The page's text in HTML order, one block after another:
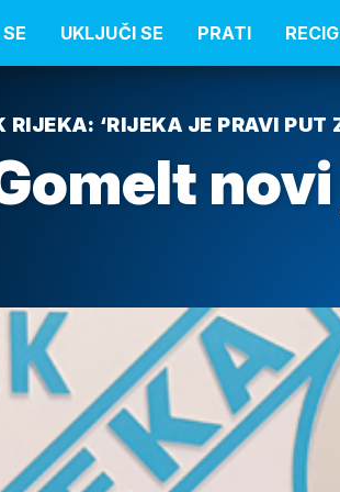
UKLJUČI SE PRATI
‘RIJEKA JE PRAVI PUT